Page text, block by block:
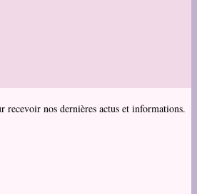
recevoir nos dernières actus et informations.